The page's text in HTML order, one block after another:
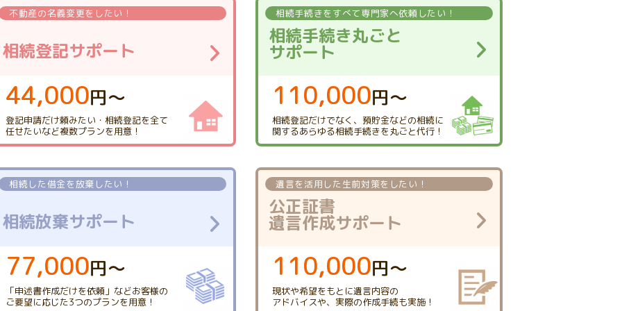
不動産の名義変更をしたい！
相続登記サポート
44,000円〜
登記申請だけ頼みたい・ 相続登記を全て
任せたいなど複数プランを用意！
相続手続きを すべて専門家へ依頼したい！
相続手続き丸ごと
サポート
110,000円〜
相続登記だけでなく、 預貯金などの相続に
関するあらゆる相続手続きを丸ごと代行！
相続した借金を放棄したい！
相続放棄サポート
77,000円〜
「申述書作成だけを依頼」 などお客様の
ご要望に応じた3つのプランを用意！
遺言を活用した生前対策をしたい！
公正証書
遺言作成サポート
110,000円〜
現状や希望をもとに遺言内容の
アドバイスや、 実際の作成手続も実施！